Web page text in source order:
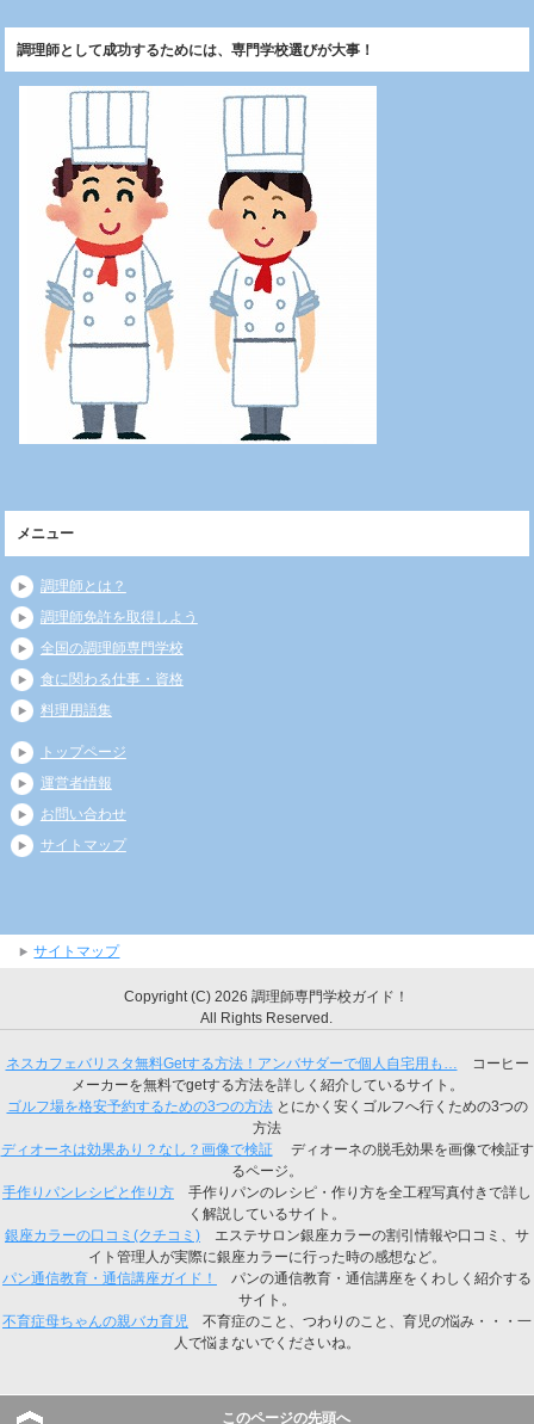
調理師として成功するためには、専門学校選びが大事！
メニュー
調理師とは？
調理師免許を取得しよう
全国の調理師専門学校
食に関わる仕事・資格
料理用語集
トップページ
運営者情報
お問い合わせ
サイトマップ
サイトマップ
Copyright (C) 2026 調理師専門学校ガイド！
All Rights Reserved.
ネスカフェバリスタ無料Getする方法！アンバサダーで個人自宅用も… コーヒー
メーカーを無料でgetする方法を詳しく紹介しているサイト。
ゴルフ場を格安予約するための3つの方法とにかく安くゴルフへ行くための3つの
方法
ディオーネは効果あり？なし？画像で検証ディオーネの脱毛効果を画像で検証す
るページ。
手作りパンレシピと作り方 手作りパンのレシピ・作り方を全工程写真付きで詳し
く解説しているサイト。
銀座カラーの口コミ(クチコミ) エステサロン銀座カラーの割引情報や口コミ、サ
イト管理人が実際に銀座カラーに行った時の感想など。
パン通信教育・通信講座ガイド！
パンの通信教育・通信講座をくわしく紹介する
サイト。
不育症母ちゃんの親バカ育児 不育症のこと、つわりのこと、育児の悩み・・・一
人で悩まないでくださいね。
このページの先頭へ